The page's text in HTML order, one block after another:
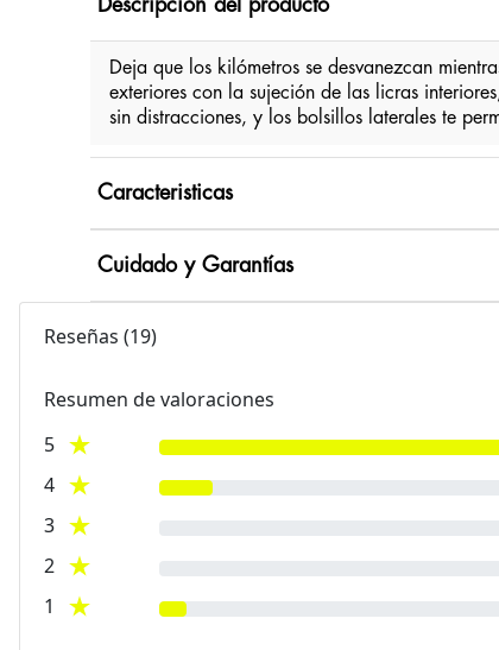
Descripción del producto
Deja que los kilómetros se desvanezcan
exteriores con la sujeción de las licras
sin distracciones, y los bolsillos laterales te
Caracteristicas
Cuidado y Garantías
Reseñas (19)
Resumen de valoraciones
5
4
3
2
1